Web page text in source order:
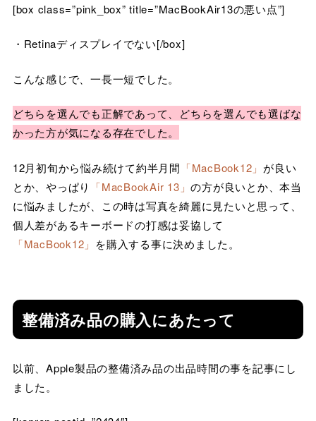
[box class=”pink_box” title=”MacBookAir13の悪い点”]
・Retinaディスプレイでない[/box]
こんな感じで、一長一短でした。
どちらを選んでも正解であって、どちらを選んでも選ばな
かった方が気になる存在でした。
12月初旬から悩み続けて約半月間 「MacBook12」 が良い
とか、やっぱり
「MacBookAir 13」の方が良いとか、本当
に悩みましたが、この時は写真を綺麗に見たいと思って、
個人差があるキーボードの打感は妥協して
「MacBook12」 を購入する事に決めました。
整備済み品の購入にあたって
以前、Apple製品の整備済み品の出品時間の事を記事にし
ました。